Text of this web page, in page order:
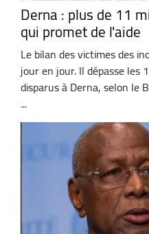
Derna : plus de 11
qui promet de l'aide
Le bilan des victimes des
jour en jour. Il dépasse
disparus à Derna, selon le
...